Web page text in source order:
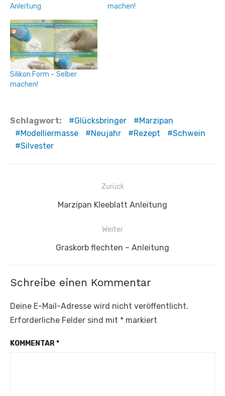
Anleitung
machen!
Silikon Form – Selber
machen!
Schlagwort: Glücksbringer
Marzipan
Modelliermasse
Neujahr Rezept
Schwein
Silvester
Beitragsnavigation
Zurück
Vorheriger
Marzipan Kleeblatt Anleitung
Weiter
Nächster
Graskorb flechten – Anleitung
Schreibe einen Kommentar
Deine E-Mail-Adresse wird nicht veröffentlicht.
Erforderliche Felder sind mit * markiert
KOMMENTAR*